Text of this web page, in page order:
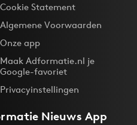
Cookie Statement
Algemene Voorwaarden
Onze app
Maak Adformatie.nl je
Google-favoriet
Privacyinstellingen
Nieuws App